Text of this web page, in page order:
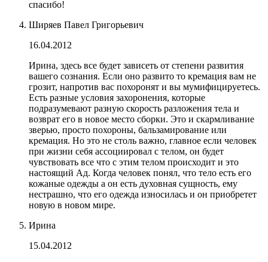
спасибо!
Ширяев Павел Григорьевич
16.04.2012
Ирина, здесь все будет зависеть от степени развития
вашего сознания. Если оно развито то кремация вам не
грозит, напротив вас похоронят и вы мумифицируетесь.
Есть разные условия захоронения, которые
подразумевают разную скорость разложения тела и
возврат его в новое место сборки. Это и скармливание
зверью, просто похороны, бальзамирование или
кремация. Но это не столь важно, главное если человек
при жизни себя ассоциировал с телом, он будет
чувствовать все что с этим телом происходит и это
настоящий Ад. Когда человек понял, что тело есть его
кожаные одежды а он есть духовная сущность, ему
нестрашно, что его одежда износилась и он приобретет
новую в новом мире.
Ирина
15.04.2012